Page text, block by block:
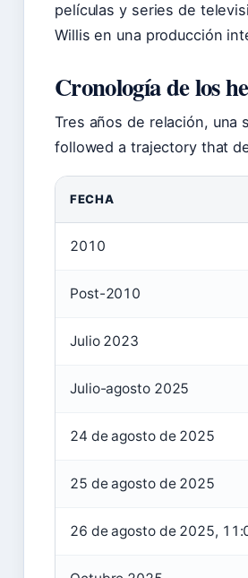
películas y series de
Willis en una producción
Cronología de los
Tres años de relación, una
followed a trajectory that
FECHA
2010
Post-2010
Julio 2023
Julio-agosto 2025
24 de agosto de 2025
25 de agosto de 2025
26 de agosto de 2025,